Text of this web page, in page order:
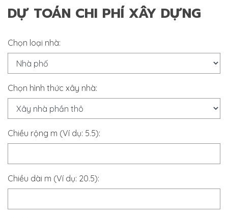
DỰ TOÁN CHI PHÍ XÂY DỰNG
Chọn loại nhà:
Chọn hình thức xây nhà:
Chiều rộng m (Ví dụ: 5.5):
Chiều dài m (Ví dụ: 20.5):